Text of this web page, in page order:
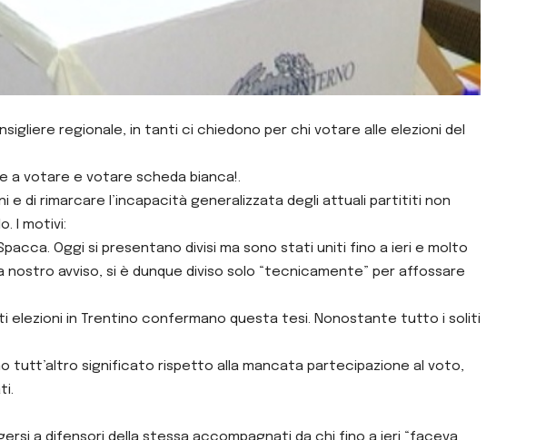
regionale, in tanti ci chiedono per chi votare alle elezioni del
a votare e votare scheda bianca!.
e di rimarcare l’incapacità generalizzata degli attuali partititi non
I motivi:
Oggi si presentano divisi ma sono stati uniti fino a ieri e molto
avviso, si è dunque diviso solo “tecnicamente” per affossare
elezioni in Trentino confermano questa tesi. Nonostante tutto i soliti
tutt’altro significato rispetto alla mancata partecipazione al voto,
a difensori della stessa accompagnati da chi fino a ieri “faceva